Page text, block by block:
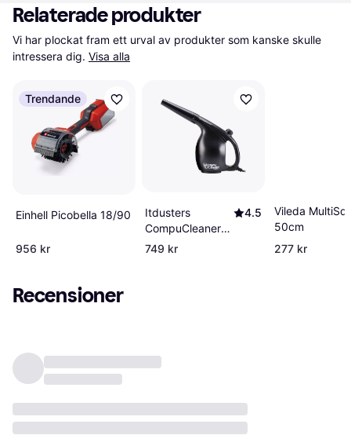
Relaterade produkter
Vi har plockat fram ett urval av produkter som kanske skulle
intressera dig. Visa alla
Trendande
Einhell Picobella 18/90
956 kr
Itdusters
CompuCleaner
Xpert Electric Air
4.5
749 kr
Vileda
50cm
277 kr
Recensioner